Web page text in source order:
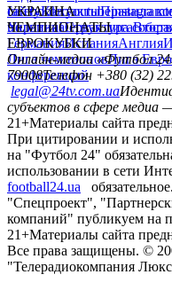
сайтуКонтактыПравила
политикаСтруктура
facebookxyoutubeinstagram
УКРАИНА
УкраинаПервая лига
ЧЕМПИОНАТЫ
ГерманияИспанияАнглия
ЕВРОКУБКИ
Лига чемпионовЛига
конференций
Онлайн-медиа «Футбол
79008Телефон +380 (32)
legal@24tv.com.ua
субъектов в сфере медиа
21+Материалы сайта
При цитировании и
на "Футбол 24"
использовании в сети
football24.ua
"Спецпроект",
компаний" публикуем на
21+Материалы сайта
Все права защищены. ©
"Телерадиокомпания